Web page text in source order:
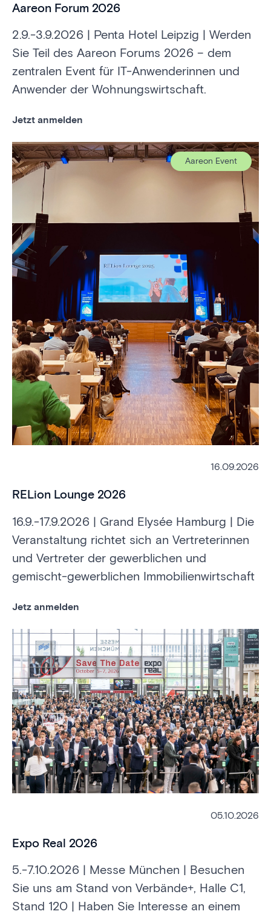
Aareon Forum 2026
2.9.-3.9.2026 | Penta Hotel Leipzig | Werden
Sie Teil des Aareon Forums 2026 – dem
zentralen Event für IT-Anwenderinnen und
Anwender der Wohnungswirtschaft.
Jetzt anmelden
Aareon Event
16.09.2026
RELion Lounge 2026
16.9.-17.9.2026 | Grand Elysée Hamburg | Die
Veranstaltung richtet sich an Vertreterinnen
und Vertreter der gewerblichen und
gemischt-gewerblichen Immobilienwirtschaft
Jetz anmelden
05.10.2026
Expo Real 2026
5.-7.10.2026 | Messe München | Besuchen
Sie uns am Stand von Verbände+, Halle C1,
Stand 120 | Haben Sie Interesse an einem